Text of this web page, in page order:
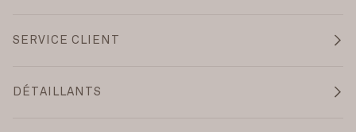
SERVICE CLIENT
DÉTAILLANTS